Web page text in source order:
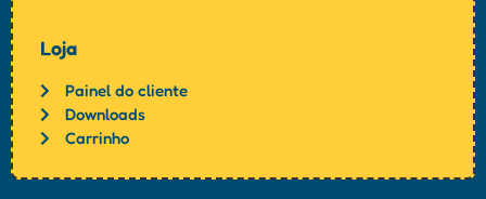
Loja
Painel do cliente
Downloads
Carrinho